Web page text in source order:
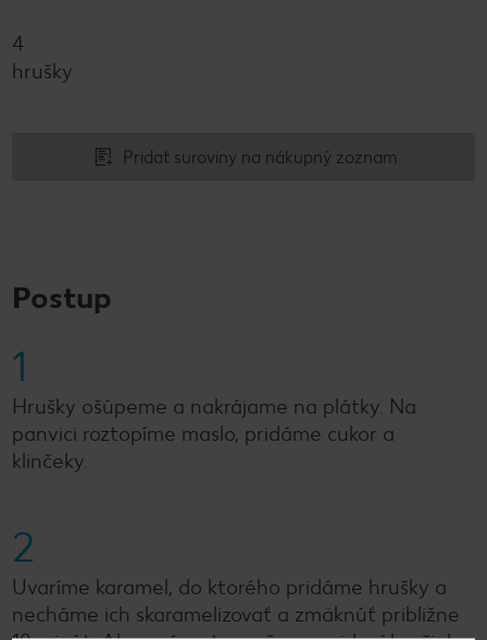
4
hrušky
Pridať suroviny na nákupný zoznam
Postup
1
Hrušky ošúpeme a nakrájame na plátky. Na
panvici roztopíme maslo, pridáme cukor a
klinčeky.
2
Uvaríme karamel, do ktorého pridáme hrušky a
necháme ich skaramelizovať a zmäknúť približne